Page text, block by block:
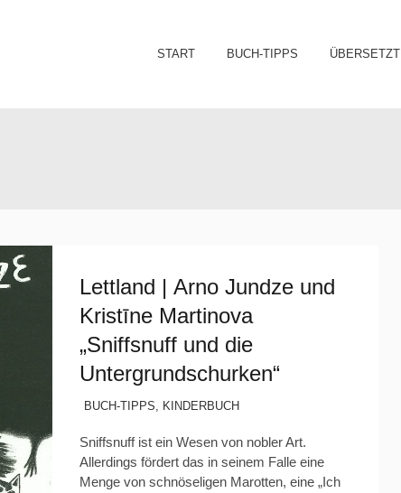
START BUCH-TIPPS
Lettland | Arno Jundze und
Kristīne Martinova
„Sniffsnuff und die
Untergrundschurken“
BUCH-TIPPS, KINDERBUCH
Sniffsnuff ist ein Wesen von nobler Art.
Allerdings fördert das in seinem Falle eine
Menge von schnöseligen Marotten, eine „Ich